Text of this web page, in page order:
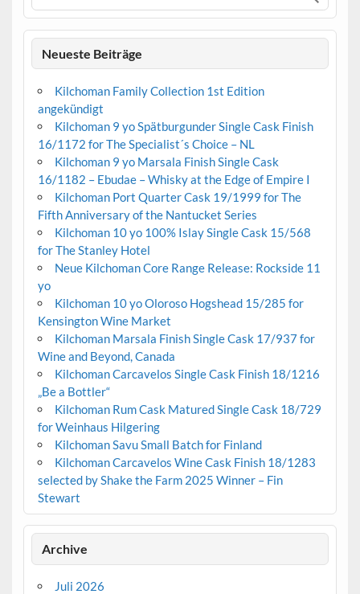
Neueste Beiträge
Kilchoman Family Collection 1st Edition
angekündigt
Kilchoman 9 yo Spätburgunder Single Cask Finish
16/1172 for The Specialist´s Choice – NL
Kilchoman 9 yo Marsala Finish Single Cask
16/1182 – Ebudae – Whisky at the Edge of Empire I
Kilchoman Port Quarter Cask 19/1999 for The
Fifth Anniversary of the Nantucket Series
Kilchoman 10 yo 100% Islay Single Cask 15/568
for The Stanley Hotel
Neue Kilchoman Core Range Release: Rockside 11
yo
Kilchoman 10 yo Oloroso Hogshead 15/285 for
Kensington Wine Market
Kilchoman Marsala Finish Single Cask 17/937 for
Wine and Beyond, Canada
Kilchoman Carcavelos Single Cask Finish 18/1216
„Be a Bottler“
Kilchoman Rum Cask Matured Single Cask 18/729
for Weinhaus Hilgering
Kilchoman Savu Small Batch for Finland
Kilchoman Carcavelos Wine Cask Finish 18/1283
selected by Shake the Farm 2025 Winner – Fin
Stewart
Archive
Juli 2026